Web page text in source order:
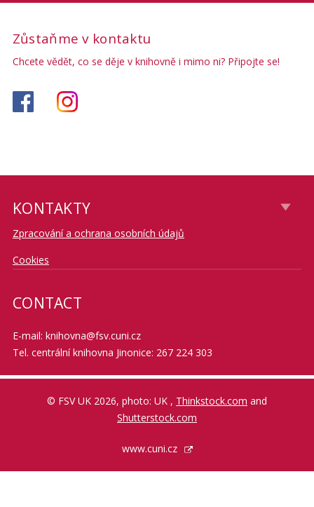
Zůstaňme v kontaktu
Chcete vědět, co se děje v knihovně i mimo ni? Připojte se!
KONTAKTY
Zpracování a ochrana osobních údajů
Cookies
CONTACT
E-mail: knihovna@fsv.cuni.cz
Tel. centrální knihovna Jinonice: 267 224 303
© FSV UK 2026, photo: UK , Thinkstock.com and
Shutterstock.com
www.cuni.cz